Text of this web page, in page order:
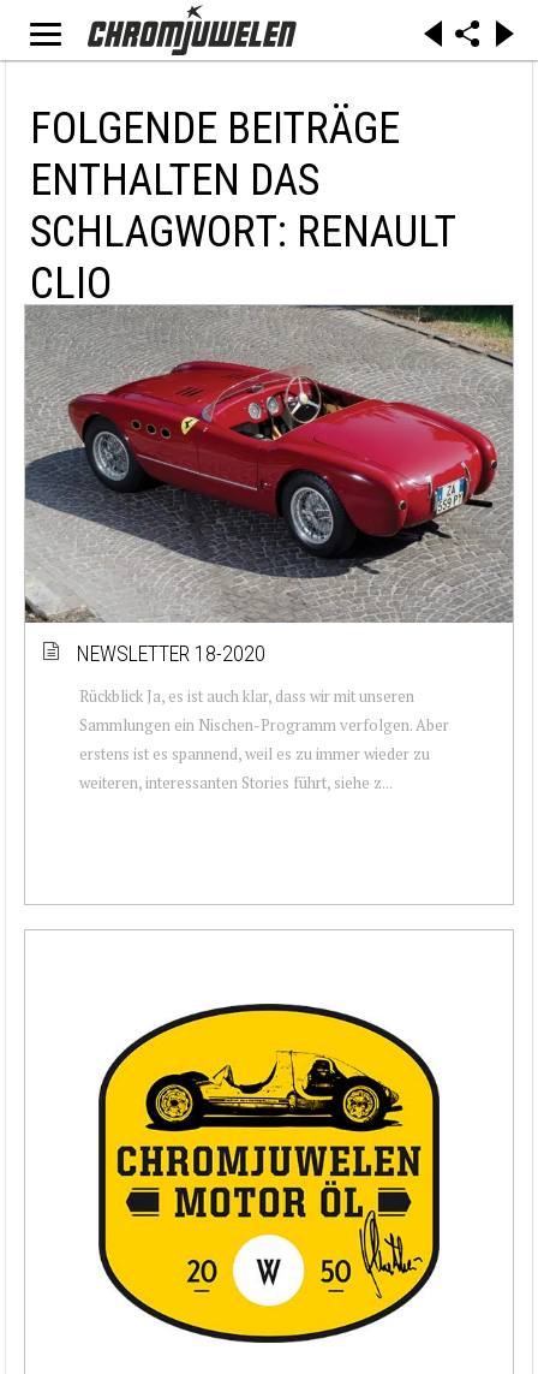
FOLGENDE BEITRÄGE
ENTHALTEN DAS
SCHLAGWORT: RENAULT
CLIO
NEWSLETTER 18-2020
Rückblick Ja, es ist auch klar, dass wir mit unseren
Sammlungen ein Nischen-Programm verfolgen. Aber
erstens ist es spannend, weil es zu immer wieder zu
weiteren, interessanten Stories führt, siehe z...